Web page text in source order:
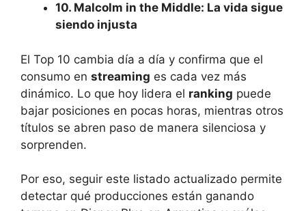
10. Malcolm in the Middle: La vida sigue
siendo injusta
El Top 10 cambia día a día y confirma que el
consumo en streaming es cada vez más
dinámico. Lo que hoy lidera el ranking puede
bajar posiciones en pocas horas, mientras otros
títulos se abren paso de manera silenciosa y
sorprenden.
Por eso, seguir este listado actualizado permite
detectar qué producciones están ganando